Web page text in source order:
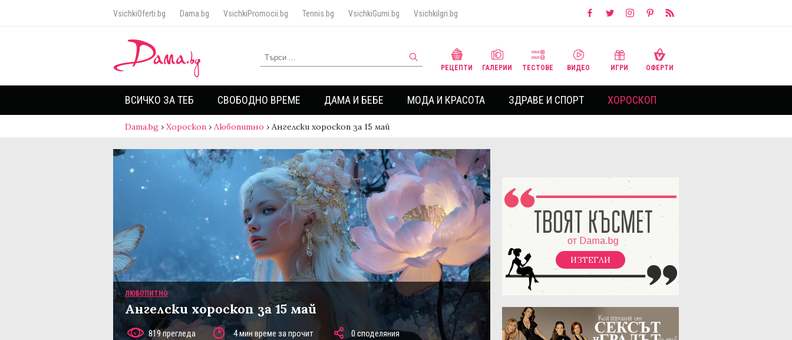
VsichkiOferti.bg Dama.bg VsichkiPromocii.bg Tennis.bg VsichkiGumi.bg VsichkiIgri.bg
РЕЦЕПТИ ГАЛЕРИИ ТЕСТОВЕ ВИДЕО ИГРИ ОФЕРТИ
ВСИЧКО ЗА ТЕБ СВОБОДНО ВРЕМЕ ДАМА И БЕБЕ МОДА И КРАСОТА ЗДРАВЕ И СПОРТ ХОРОСКОП
Dama.bg › Хороскоп › Любопитно › Ангелски хороскоп за 15 май
ЛЮБОПИТНО
Ангелски хороскоп за 15 май
819 прегледа 4 мин време за прочит 0 споделяния
ИЗТЕГЛИ